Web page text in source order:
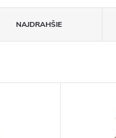
NAJDRAHŠIE